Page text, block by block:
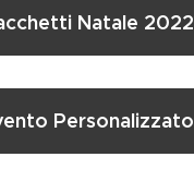
Natale 2022
Personalizzato